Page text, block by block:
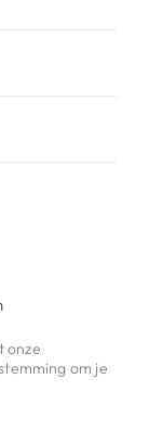
onze
om je